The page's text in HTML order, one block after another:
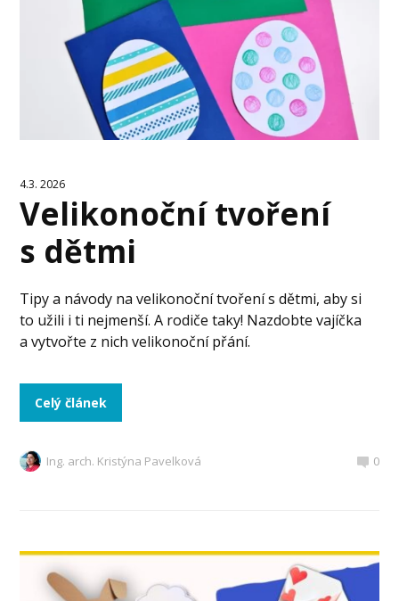
4.3. 2026
Velikonoční tvoření
s dětmi
Tipy a návody na velikonoční tvoření s dětmi, aby si
to užili i ti nejmenší. A rodiče taky! Nazdobte vajíčka
a vytvořte z nich velikonoční přání.
Celý článek
Ing. arch. Kristýna Pavelková 0